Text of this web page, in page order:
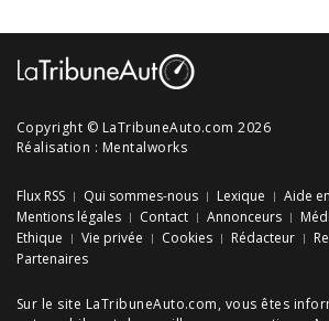
Copyright © LaTribuneAuto.com 2026
Réalisation : Mentalworks
Flux RSS Qui sommes-nous Lexique
Aide
Mentions légales
Contact Annonceurs
Ethique
Vie privée Cookies Rédacteur
Partenaires
Sur le site LaTribuneAuto.com, vous êtes